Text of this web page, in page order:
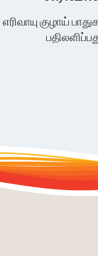
எரிவாயு குழாய்